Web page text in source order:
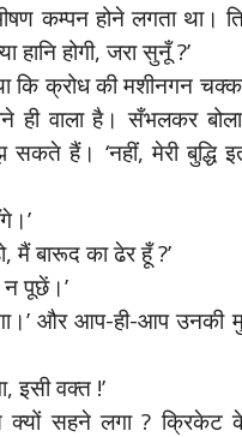
कम्पन होने लगता था।
हानि होगी, जरा सुनूँ ?’
कि क्रोध की मशीनगन
ही वाला है। सँभलकर
हैं। ‘नहीं, मेरी बुद्धि
मैं बारूद का ढेर हूँ ?’
पूछें।’
और आप-ही-आप उनकी
इसी वक्त !’
सहने लगा ? क्रिकेट